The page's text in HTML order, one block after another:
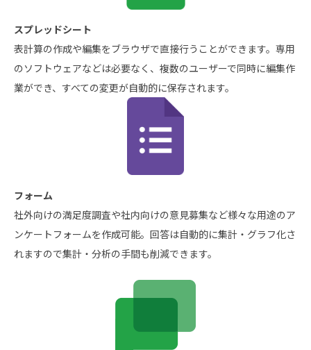
スプレッドシート
表計算の作成や編集をブラウザで直接行うことができます。専用
のソフトウェアなどは必要なく、複数のユーザーで同時に編集作
業ができ、すべての変更が自動的に保存されます。
フォーム
社外向けの満足度調査や社内向けの意見募集など様々な用途のア
ンケートフォームを作成可能。回答は自動的に集計・グラフ化さ
れますので集計・分析の手間も削減できます。